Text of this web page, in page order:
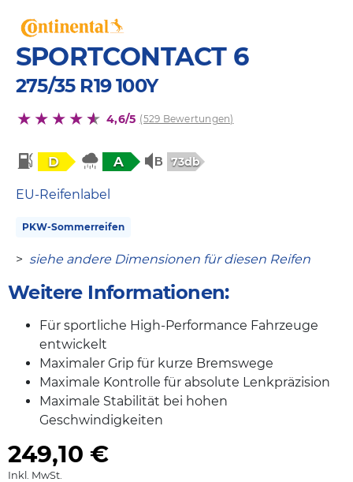
SPORTCONTACT 6
275/35 R19 100Y
4,6/5 (529 Bewertungen)
D A 73db
EU-Reifenlabel
PKW-Sommerreifen
> siehe andere Dimensionen für diesen Reifen
Weitere Informationen:
Für sportliche High-Performance Fahrzeuge
entwickelt
Maximaler Grip für kurze Bremswege
Maximale Kontrolle für absolute Lenkpräzision
Maximale Stabilität bei hohen
Geschwindigkeiten
249,10 €
Inkl. MwSt.